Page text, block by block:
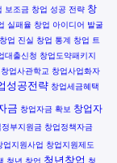
보조금 창업 성공 전략 창
실패율 창업 아이디어 발굴
창업 진실 창업 통계 창업 트
대출신청 창업도약패키지
창업사관학교 창업사업화자
성공전략 창업세금혜택
금 창업자금 확보 창업자
정부지원금 창업정책자금
업지원사업 창업지원제도
청년 창업 청년창업 청